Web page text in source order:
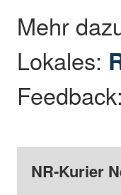
Mehr
Lokales:
Feedback:
NR-Kurier